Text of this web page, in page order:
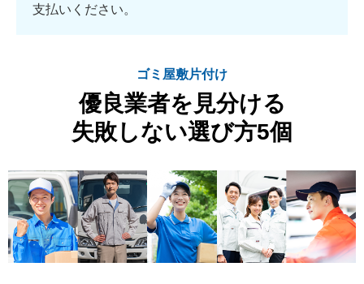
支払いください。
ゴミ屋敷片付け
優良業者を見分ける
失敗しない選び方5個